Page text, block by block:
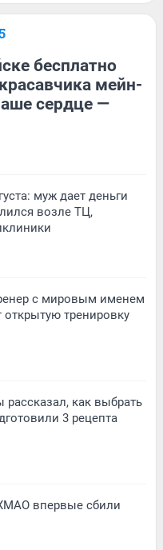
бесплатно
мейн-
сердце —
муж дает деньги
возле ТЦ,
с мировым именем
открытую тренировку
как выбрать
3 рецепта
впервые сбили